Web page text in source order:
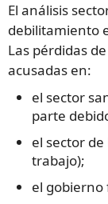
El análisis
debilitamiento
Las pérdidas
acusadas en:
el sector
parte
el sector
trabajo);
el gobierno